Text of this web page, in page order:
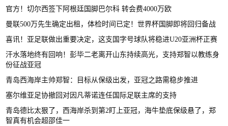
官方！切尔西签下阿根廷国脚巴尔科 转会费4000万欧
曼联500万先生确定出租，体检时间已定！世界杯国脚即将回归备战
喜讯！亚足联做出重要决定，这支国字号球队将稳进U20亚洲杯正赛
汗水落地终有回响！彭毕二老离开山东持续高光，支持郑智以教练身
份征战亚冠
青岛西海岸主帅郑智：目标从保级出发，亚冠之路需稳步推进
塞尔维亚足协撤回对因凡蒂诺连任国际足联主席的支持
青岛德比太狠了，西海岸杀到第2盯上亚冠，海牛垫底保级悬了，郑
智真有机会超邵佳一